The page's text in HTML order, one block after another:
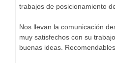
trabajos de posicionamiento
Nos llevan la comunicación
muy satisfechos con su
buenas ideas. Recomendables.